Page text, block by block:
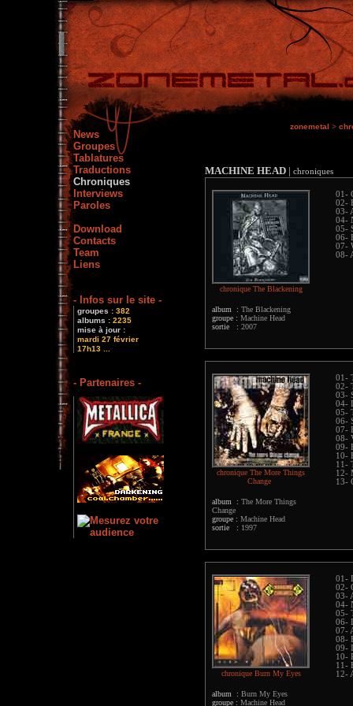
News
Groupes
Tablatures
Traductions
Chroniques
Interviews
Paroles
Download
Contacts
Team
Liens
- Infos sur le site -
groupes : 382
albums : 2235
mise à jour :
mardi 27 février
17h13 ...
- Partenaires -
zonemetal >
MACHINE HEAD | chroniques
chronique The Blackening
album : The Blackening
groupe : Machine Head
sortie : 2007
01-
02-
03-
04-
05-
06-
07-
08-
chronique The More Things
Change
album : The More Things
Change
groupe : Machine Head
sortie : 1997
01-
02-
03-
04-
05-
06-
07-
08-
09-
10-
11-
12-
13-
chronique Burn My Eyes
album : Burn My Eyes
groupe : Machine Head
01-
02-
03-
04-
05-
06-
07-
08-
09-
10-
11-
12-